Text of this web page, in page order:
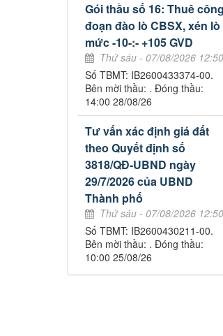
Gói thầu số 16: Thuê công
đoạn đào lò CBSX, xén lò
mức -10-:- +105 GVD
Thứ sáu - 07/08/2026 12:50
Số TBMT: IB2600433374-00.
Bên mời thầu: . Đóng thầu:
14:00 28/08/26
Tư vấn xác định giá đất
theo Quyết định số
3818/QĐ-UBND ngày
29/7/2026 của UBND
Thành phố
Thứ sáu - 07/08/2026 12:50
Số TBMT: IB2600430211-00.
Bên mời thầu: . Đóng thầu:
10:00 25/08/26